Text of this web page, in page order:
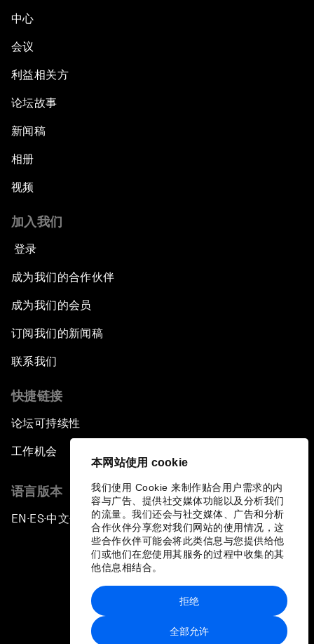
本网站使用 cookie
我们使用 Cookie 来制作贴合用户需求的内
容与广告、提供社交媒体功能以及分析我们
的流量。我们还会与社交媒体、广告和分析
合作伙伴分享您对我们网站的使用情况，这
些合作伙伴可能会将此类信息与您提供给他
们或他们在您使用其服务的过程中收集的其
他信息相结合。
全部允许
拒绝
中心
会议
利益相关方
论坛故事
新闻稿
相册
视频
加入我们
登录
成为我们的合作伙伴
成为我们的会员
订阅我们的新闻稿
联系我们
快捷链接
论坛可持续性
工作机会
语言版本
EN ▪ ES▪中文▪ 日本語
站点地图